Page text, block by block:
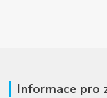
Informace pro